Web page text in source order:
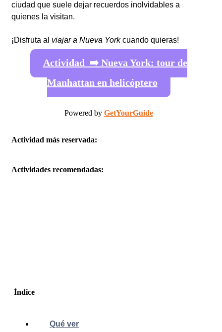
ciudad que suele dejar recuerdos inolvidables a
quienes la visitan.
¡Disfruta al viajar a Nueva Yorkcuando quieras!
Actividad ➡️ Nueva York: tour de
Manhattan en helicóptero
Powered by GetYourGuide
Actividad más reservada:
Actividades recomendadas:
Índice
Qué ver